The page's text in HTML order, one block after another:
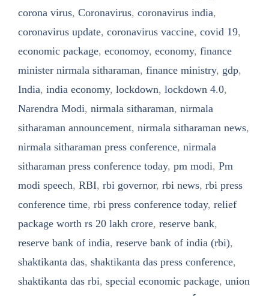
corona virus, Coronavirus, coronavirus india,
coronavirus update, coronavirus vaccine, covid 19,
economic package, economoy, economy, finance
minister nirmala sitharaman, finance ministry, gdp,
India, india economy, lockdown, lockdown 4.0,
Narendra Modi, nirmala sitharaman, nirmala
sitharaman announcement, nirmala sitharaman news,
nirmala sitharaman press conference, nirmala
sitharaman press conference today, pm modi, Pm
modi speech, RBI, rbi governor, rbi news, rbi press
conference time, rbi press conference today, relief
package worth rs 20 lakh crore, reserve bank,
reserve bank of india, reserve bank of india (rbi),
shaktikanta das, shaktikanta das press conference,
shaktikanta das rbi, special economic package, union